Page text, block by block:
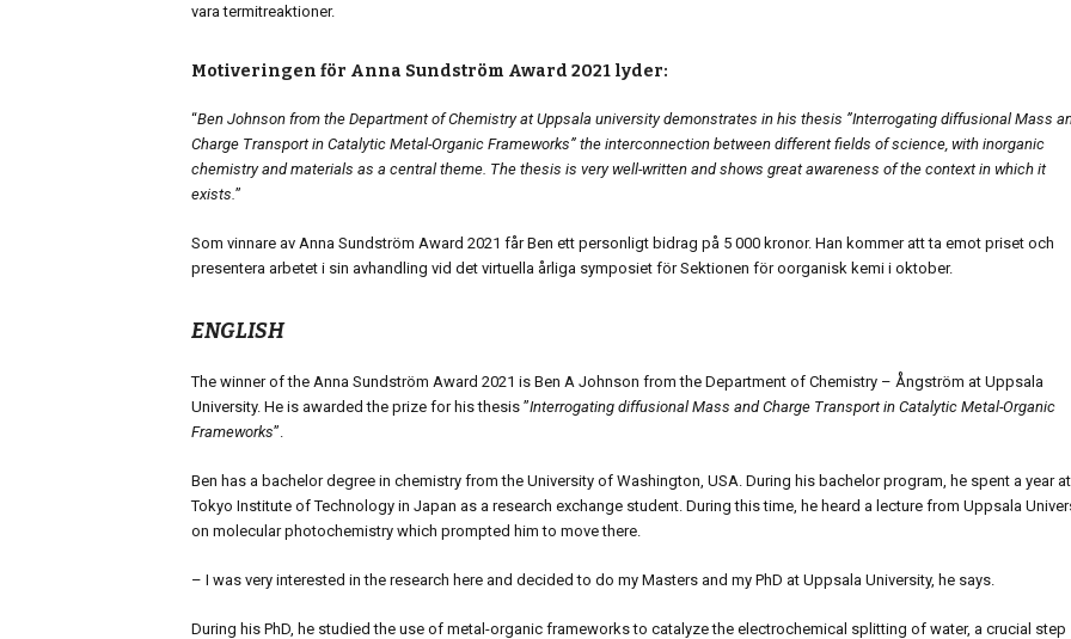
vara termitreaktioner.
Motiveringen för Anna Sundström Award 2021 lyder:
“Ben Johnson from the Department of Chemistry at Uppsala university demonstrates in his thesis ”Interrogating diffusional Mass
Charge Transport in Catalytic Metal-Organic Frameworks” the interconnection between different fields of science, with inorganic
chemistry and materials as a central theme. The thesis is very well-written and shows great awareness of the context in which it
exists. ”
Som vinnare av Anna Sundström Award 2021 får Ben ett personligt bidrag på 5 000 kronor. Han kommer att ta emot priset och
presentera arbetet i sin avhandling vid det virtuella årliga symposiet för Sektionen för oorganisk kemi i oktober.
ENGLISH
The winner of the Anna Sundström Award 2021 is Ben A Johnson from the Department of Chemistry – Ångström at Uppsala
University. He is awarded the prize for his thesis ”Interrogating diffusional Mass and Charge Transport in Catalytic Metal-Organic
Frameworks”.
Ben has a bachelor degree in chemistry from the University of Washington, USA. During his bachelor program, he spent a year at
Tokyo Institute of Technology in Japan as a research exchange student. During this time, he heard a lecture from Uppsala
on molecular photochemistry which prompted him to move there.
– I was very interested in the research here and decided to do my Masters and my PhD at Uppsala University, he says.
During his PhD, he studied the use of metal-organic frameworks to catalyze the electrochemical splitting of water, a crucial step